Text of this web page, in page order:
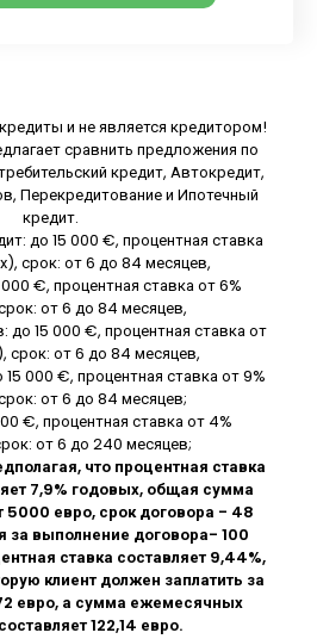
и не является кредитором!
сравнить предложения по
кредит, Автокредит,
Перекредитование и Ипотечный
кредит.
до 15 000 €, процентная ставка
срок: от 6 до 84 месяцев,
€, процентная ставка от 6%
от 6 до 84 месяцев,
до 15 000 €, процентная ставка от
срок: от 6 до 84 месяцев,
000 €, процентная ставка от 9%
от 6 до 84 месяцев;
€, процентная ставка от 4%
от 6 до 240 месяцев;
что процентная ставка
7,9% годовых, общая сумма
5000 евро, срок договора - 48
за выполнение договора- 100
ставка составляет 9,44%,
клиент должен заплатить за
евро, а сумма ежемесячных
122,14 евро.